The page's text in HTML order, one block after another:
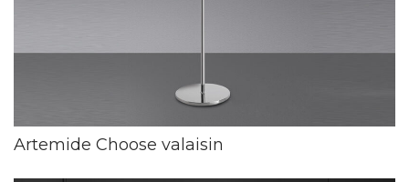
Artemide Choose valaisin